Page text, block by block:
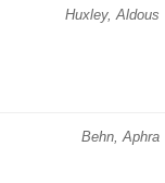
Huxley, Aldous
Behn, Aphra